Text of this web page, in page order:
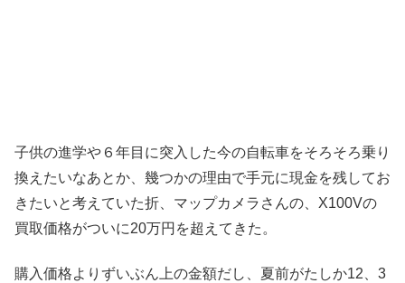
子供の進学や６年目に突入した今の自転車をそろそろ乗り
換えたいなあとか、幾つかの理由で手元に現金を残してお
きたいと考えていた折、マップカメラさんの、X100Vの
買取価格がついに20万円を超えてきた。
購入価格よりずいぶん上の金額だし、夏前がたしか12、3